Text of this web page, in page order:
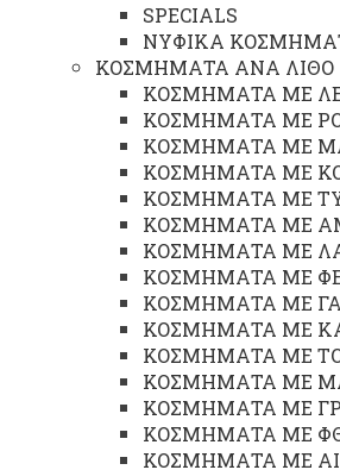
SPECIALS
ΝΥΦΙΚΑ
ΚΟΣΜΗΜΑΤΑ ΑΝΑ ΛΙΘΟ
ΚΟΣΜΗΜΑΤΑ ΜΕ
ΚΟΣΜΗΜΑΤΑ ΜΕ
ΚΟΣΜΗΜΑΤΑ ΜΕ
ΚΟΣΜΗΜΑΤΑ ΜΕ
ΚΟΣΜΗΜΑΤΑ ΜΕ
ΚΟΣΜΗΜΑΤΑ ΜΕ
ΚΟΣΜΗΜΑΤΑ ΜΕ
ΚΟΣΜΗΜΑΤΑ ΜΕ
ΚΟΣΜΗΜΑΤΑ ΜΕ
ΚΟΣΜΗΜΑΤΑ ΜΕ
ΚΟΣΜΗΜΑΤΑ ΜΕ
ΚΟΣΜΗΜΑΤΑ ΜΕ
ΚΟΣΜΗΜΑΤΑ ΜΕ
ΚΟΣΜΗΜΑΤΑ ΜΕ
ΚΟΣΜΗΜΑΤΑ ΜΕ